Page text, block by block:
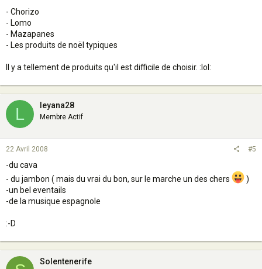
- Chorizo
- Lomo
- Mazapanes
- Les produits de noël typiques
Il y a tellement de produits qu'il est difficile de choisir. :lol:
L leyana28
Membre Actif
22 Avril 2008 #5
-du cava
- du jambon ( mais du vrai du bon, sur le marche un des chers
)
-un bel eventails
-de la musique espagnole
:-D
Solentenerife